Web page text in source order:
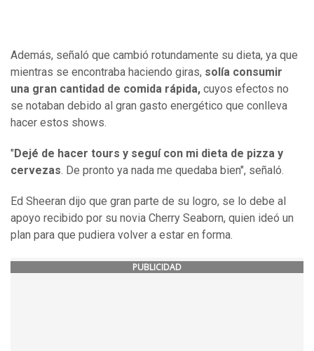
Además, señaló que cambió rotundamente su dieta, ya que
mientras se encontraba haciendo giras, solía consumir
una gran cantidad de comida rápida, cuyos efectos no
se notaban debido al gran gasto energético que conlleva
hacer estos shows.
" Dejé de hacer tours y seguí con mi dieta de pizza y
cervezas. De pronto ya nada me quedaba bien", señaló.
Ed Sheeran dijo que gran parte de su logro, se lo debe al
apoyo recibido por su novia Cherry Seaborn, quien ideó un
plan para que pudiera volver a estar en forma.
PUBLICIDAD